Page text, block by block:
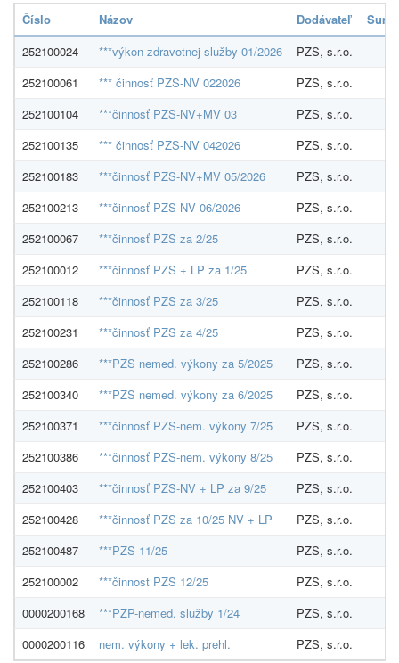
Číslo Názov Dodávateľ
252100024
***výkon zdravotnej služby 01/2026 PZS, s.r.o.
252100061
*** činnosť PZS-NV 022026 PZS, s.r.o.
252100104
***činnosť PZS-NV+MV 03 PZS, s.r.o.
252100135
*** činnosť PZS-NV 042026 PZS, s.r.o.
252100183
***činnosť PZS-NV+MV 05/2026 PZS, s.r.o.
252100213
***činnosť PZS-NV 06/2026 PZS, s.r.o.
252100067
***činnosť PZS za 2/25 PZS, s.r.o.
252100012
***činnosť PZS + LP za 1/25 PZS, s.r.o.
252100118
***činnosť PZS za 3/25 PZS, s.r.o.
252100231
***činnosť PZS za 4/25 PZS, s.r.o.
252100286
***PZS nemed. výkony za 5/2025 PZS, s.r.o.
252100340
***PZS nemed. výkony za 6/2025 PZS, s.r.o.
252100371
***činnosť PZS-nem. výkony 7/25 PZS, s.r.o.
252100386
***činnosť PZS-nem. výkony 8/25 PZS, s.r.o.
252100403
***činnosť PZS-NV + LP za 9/25 PZS, s.r.o.
252100428
***činnosť PZS za 10/25 NV + LP PZS, s.r.o.
252100487
***PZS 11/25 PZS, s.r.o.
252100002
***činnost PZS 12/25 PZS, s.r.o.
0000200168
***PZP-nemed. služby 1/24 PZS, s.r.o.
0000200116
nem. výkony + lek. prehl. PZS, s.r.o.